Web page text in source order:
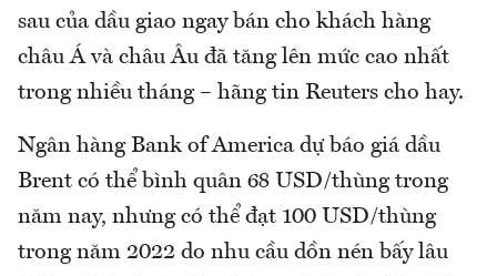
sau của dầu giao ngay bán cho khách hàng
châu Á và châu Âu đã tăng lên mức cao nhất
trong nhiều tháng – hãng tin Reuters cho hay.
Ngân hàng Bank of America dự báo giá dầu
Brent có thể bình quân 68 USD/thùng trong
năm nay, nhưng có thể đạt 100 USD/thùng
trong năm 2022 do nhu cầu dồn nén bấy lâu